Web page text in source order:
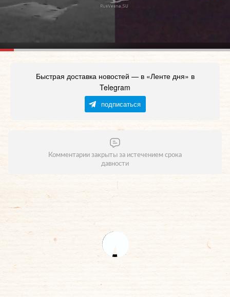
Быстрая доставка новостей — в «Ленте дня» в
Telegram
подписаться
Комментарии закрыты за истечением срока
давности